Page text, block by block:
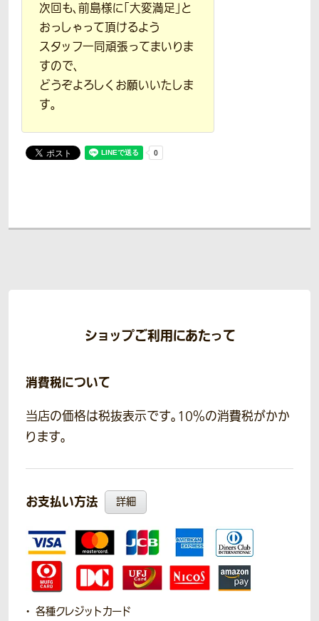
次回も、前島様に「大変満足」と
おっしゃって頂けるよう
スタッフ一同頑張ってまいりま
すので、
どうぞよろしくお願いいたしま
す。
ショップご利用にあたって
消費税について
当店の価格は税抜表示です。10％の消費税がかか
ります。
お支払い方法 詳細
各種クレジットカード